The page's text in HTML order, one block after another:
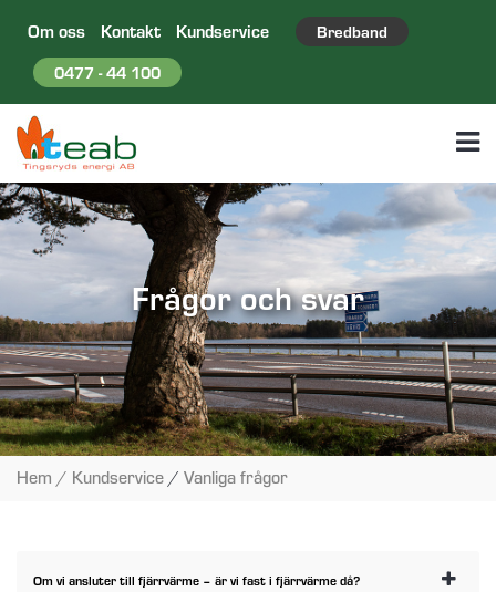
Om oss Kontakt Kundservice
Bredband
0477 - 44 100
Frågor och svar
Hem / Kundservice/ Vanliga frågor
Om vi ansluter till fjärrvärme – är vi fast i fjärrvärme då?